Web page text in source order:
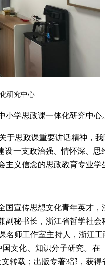
研究中心
学思政课一体化研究中心
思政课重要讲话精神，
设一支政治强、情怀深、
义信念的思政教育专业学
宣传思想文化青年英才
秘书长，浙江省哲学社
师工作室主持人，浙江
文化、知识分子研究。在
转载；出版专著3部，获